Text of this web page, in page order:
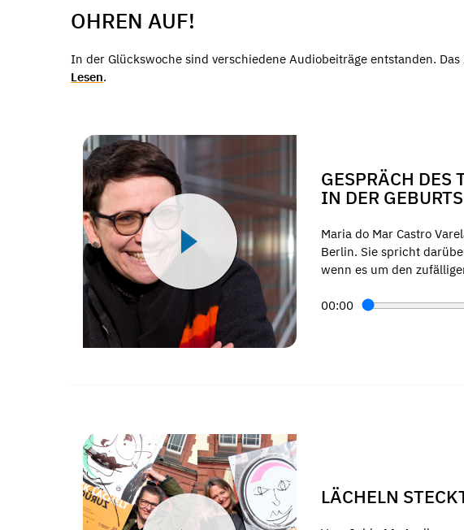
OHREN AUF!
In der Glückswoche sind verschiedene Audiobeiträge entstanden.
Lesen.
GESPRÄCH DES
IN DER
Maria do Mar Castro
Berlin. Sie spricht
wenn es um den
00:00
LÄCHELN